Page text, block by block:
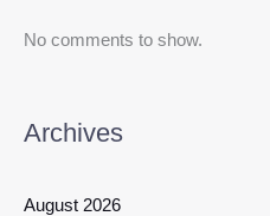
No comments to show.
Archives
August 2026